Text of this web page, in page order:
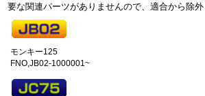
要な関連パーツがありませんので、適合から除外
モンキー125
FNO,JB02-1000001~